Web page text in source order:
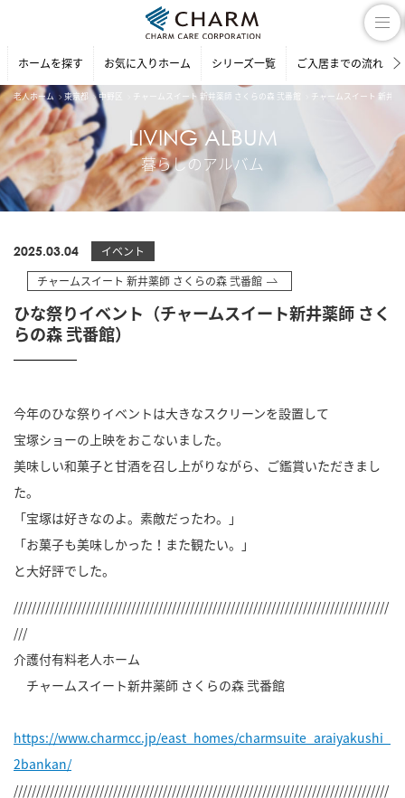
ホームを探す お気に入りホーム シリーズ一覧 ご入居までの流れ
老人ホーム 東京都 中野区 チャームスイート 新井薬師 さくらの森 弐番館 チャームスイート 新井
LIVING ALBUM
暮らしのアルバム
2025.03.04
イベント
チャームスイート 新井薬師 さくらの森 弐番館
ひな祭りイベント（チャームスイート新井薬師 さく
らの森 弐番館）
今年のひな祭りイベントは大きなスクリーンを設置して
宝塚ショーの上映をおこないました。
美味しい和菓子と甘酒を召し上がりながら、ご鑑賞いただきまし
た。
「宝塚は好きなのよ。素敵だったわ。」
「お菓子も美味しかった！また観たい。」
と大好評でした。
///////////////////////////////////////////////////////////////////////////////////
///
介護付有料老人ホーム
チャームスイート新井薬師 さくらの森 弐番館
https://www.charmcc.jp/east_homes/charmsuite_araiyakushi_
2bankan/
///////////////////////////////////////////////////////////////////////////////////